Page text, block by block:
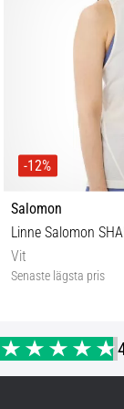
-12%
Salomon
Linne Salomon
Vit
Senaste lägsta pris